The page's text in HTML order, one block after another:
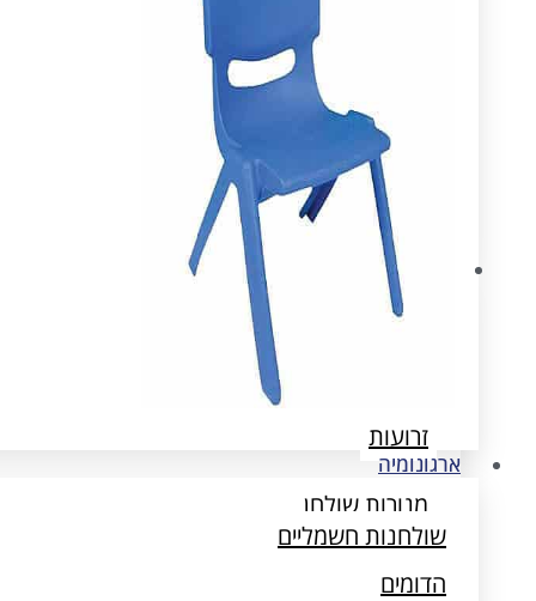
ארגונומיה
שולחנות חשמליים
זרועות
מנורות שולחן
מעמדים למחשב וטאבלט
ארגונומיה
שולחנות חשמליים
הדומים